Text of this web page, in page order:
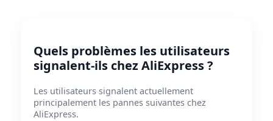
Quels problèmes les utilisateurs
signalent-ils chez AliExpress ?
Les utilisateurs signalent actuellement
principalement les pannes suivantes chez
AliExpress.